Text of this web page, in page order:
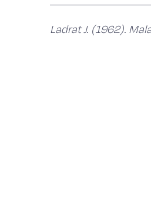
Ladrat J. (1962).